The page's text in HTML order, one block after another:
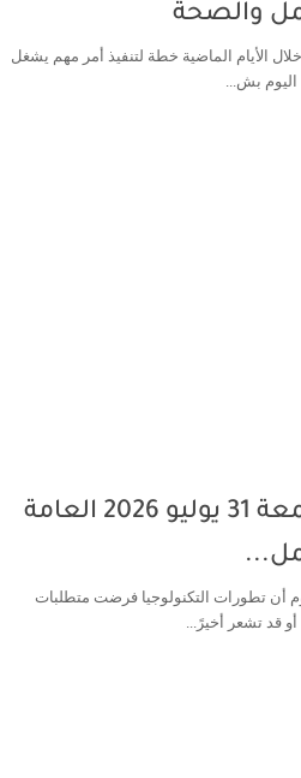
والصحة
الأيام الماضية خطة لتنفيذ أمر مهم يشغل
اليوم بش...
أبراج اليوم الجمعة 31 يوليو 2026 العامة
أن تطورات التكنولوجيا فرضت متطلبات
قد تشعر أخيرً...